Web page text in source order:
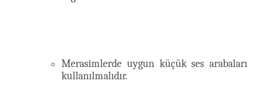
Merasimlerde uygun küçük ses arabaları
kullanılmalıdır.